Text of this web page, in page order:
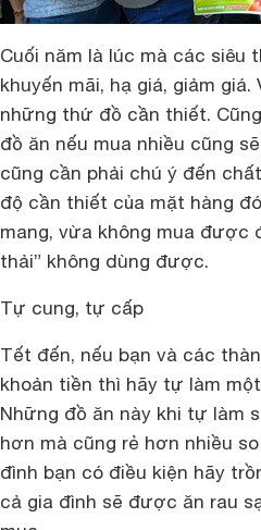
Cuối năm là lúc mà các
khuyến mãi, hạ giá, giảm
những thứ đồ cần thiết.
đồ ăn nếu mua nhiều cũng
cũng cần phải chú ý đến
độ cần thiết của mặt hàng
mang, vừa không mua được
thải” không dùng được.
Tự cung, tự cấp
Tết đến, nếu bạn và các
khoản tiền thì hãy tự làm
Những đồ ăn này khi tự làm
hơn mà cũng rẻ hơn nhiều
đình bạn có điều kiện hãy
cả gia đình sẽ được ăn rau